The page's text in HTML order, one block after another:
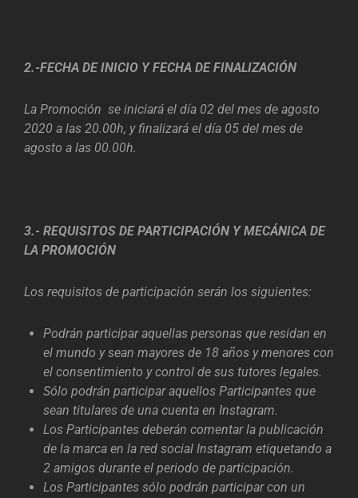
2.-FECHA DE INICIO Y FECHA DE FINALIZACIÓN
La Promoción se iniciará el día 02 del mes de agosto
2020 a las 20.00h, y finalizará el día 05 del mes de
agosto a las 00.00h.
3.- REQUISITOS DE PARTICIPACIÓN Y MECÁNICA DE
LA PROMOCIÓN
Los requisitos de participación serán los siguientes:
Podrán participar aquellas personas que residan en
el mundo y sean mayores de 18 años y menores con
el consentimiento y control de sus tutores legales.
Sólo podrán participar aquellos Participantes que
sean titulares de una cuenta en Instagram.
Los Participantes deberán comentar la publicación
de la marca en la red social Instagram etiquetando a
2 amigos durante el periodo de participación.
Los Participantes sólo podrán participar con un